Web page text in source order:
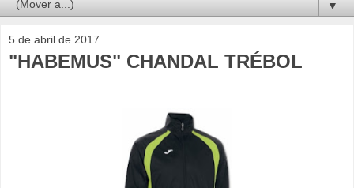
▼
5 de abril de 2017
"HABEMUS" CHANDAL TRÉBOL